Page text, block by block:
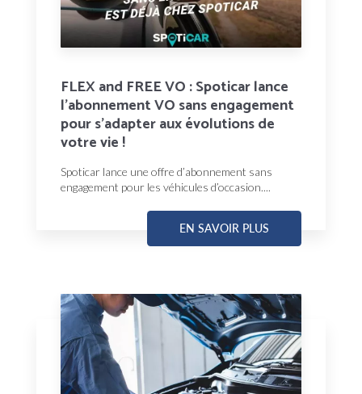
FLEX and FREE VO : Spoticar lance
l’abonnement VO sans engagement
pour s’adapter aux évolutions de
votre vie !
Spoticar lance une offre d’abonnement sans
engagement pour les véhicules d’occasion....
EN SAVOIR PLUS